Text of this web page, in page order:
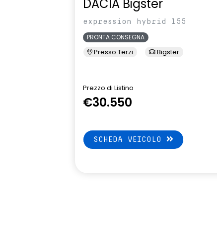
DACIA Bigster
expression hybrid 155
PRONTA CONSEGNA
Presso Terzi Bigster
Prezzo di Listino
€30.550
SCHEDA VEICOLO